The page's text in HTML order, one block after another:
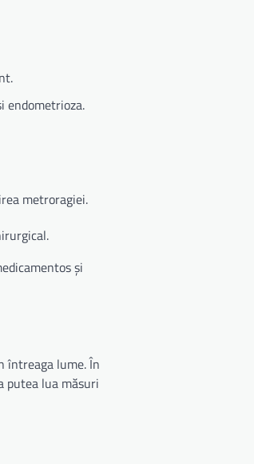
endometrioza.
metroragiei.
și
întreaga lume. În
putea lua măsuri